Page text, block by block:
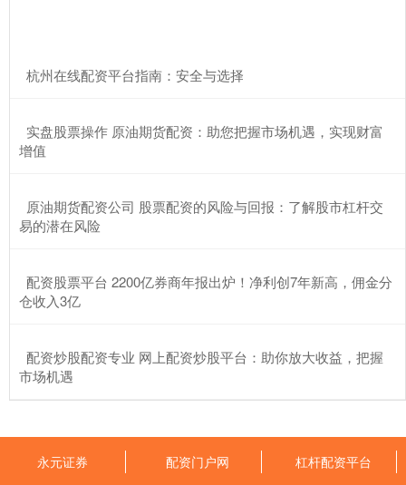
​杭州在线配资平台指南：安全与选择
​实盘股票操作 原油期货配资：助您把握市场机遇，实现财富
增值
​原油期货配资公司 股票配资的风险与回报：了解股市杠杆交
易的潜在风险
​配资股票平台 2200亿券商年报出炉！净利创7年新高，佣金分
仓收入3亿
​配资炒股配资专业 网上配资炒股平台：助你放大收益，把握
市场机遇
永元证券 配资门户网 杠杆配资平台